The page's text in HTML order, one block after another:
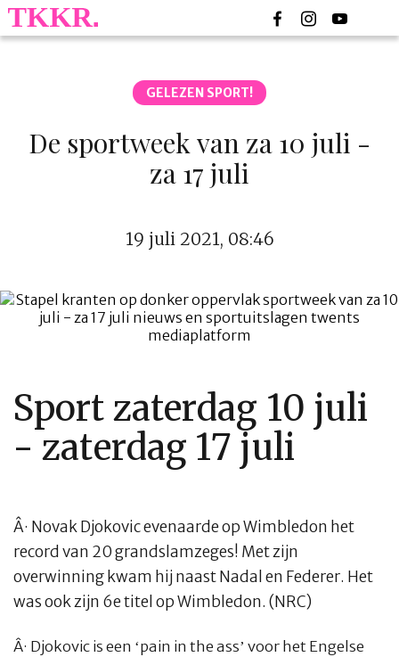
GELEZEN SPORT!
De sportweek van za 10 juli -
za 17 juli
19 juli 2021, 08:46
Sport zaterdag 10 juli
- zaterdag 17 juli
Â· Novak Djokovic evenaarde op Wimbledon het
record van 20 grandslamzeges! Met zijn
overwinning kwam hij naast Nadal en Federer. Het
was ook zijn 6e titel op Wimbledon. (NRC)
Â· Djokovic is een ‘pain in the ass’ voor het Engelse